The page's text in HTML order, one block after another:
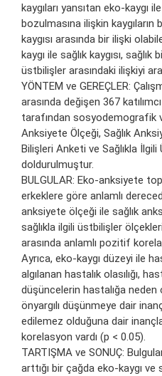
kaygıları yansıtan eko-kaygı
bozulmasına ilişkin
kaygısı arasında bir ilişki
kaygı ile sağlık kaygısı, sağlık
üstbilişler arasındaki ilişkiyi
YÖNTEM ve GEREÇLER:
arasında değişen 367
tarafından sosyodemografik
Anksiyete Ölçeği, Sağlık
Bilişleri Anketi ve Sağlıkla
doldurulmuştur.
BULGULAR: Eko-anksiyete
erkeklere göre anlamlı
anksiyete ölçeği ile sağlık
sağlıkla ilgili üstbilişler
arasında anlamlı pozitif
Ayrıca, eko-kaygı düzeyi ile
algılanan hastalık olasılığı,
düşüncelerin hastalığa neden
önyargılı düşünmeye dair
edilemez olduğuna dair
korelasyon vardı (p < 0.05).
TARTIŞMA ve SONUÇ:
arttığı bir çağda eko-kaygı ve